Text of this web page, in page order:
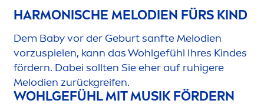
HARMONISCHE MELODIEN FÜRS KIND
Dem Baby vor der Geburt sanfte Melodien
vorzuspielen, kann das Wohlgefühl Ihres Kindes
fördern. Dabei sollten Sie eher auf ruhigere
Melodien zurückgreifen.
WOHLGEFÜHL MIT MUSIK FÖRDERN